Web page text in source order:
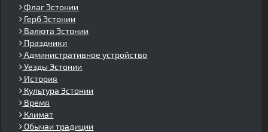
Флаг Эстонии
Герб Эстонии
Валюта Эстонии
Праздники
Административное устройство
Уезды Эстонии
История
Культура Эстонии
Время
Климат
Обычаи традиции